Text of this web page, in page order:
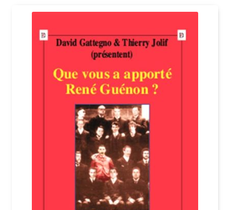
Listes d’Envies
Livres de Peter Randa
Livres de Philippe Randa
Login Customizer
Politique de confidentialité et cookies
Qui sommes-nous ?
Soutien à Philippe Randa
Suivi de la Commande
récent
plus
ancien